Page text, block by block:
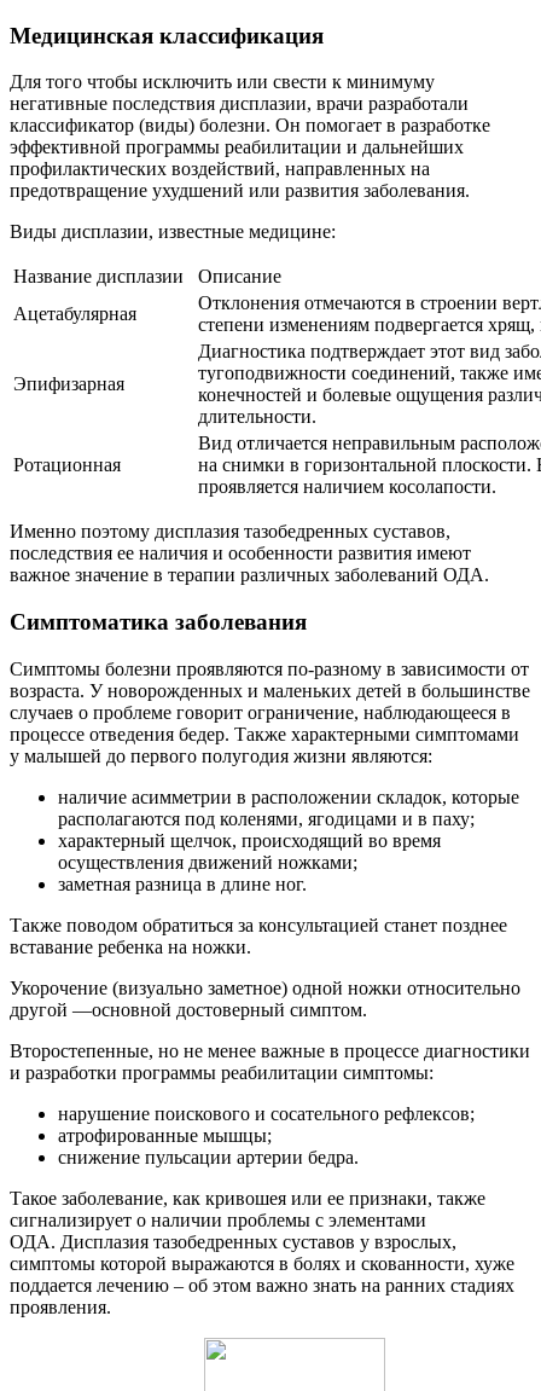
Медицинская классификация
Для того чтобы исключить или свести к минимуму
негативные последствия дисплазии, врачи разработали
классификатор (виды) болезни. Он помогает в разработке
эффективной программы реабилитации и дальнейших
профилактических воздействий, направленных на
предотвращение ухудшений или развития заболевания.
Виды дисплазии, известные медицине:
Название дисплазии
Описание
Ацетабулярная
Отклонения отмечаются в строении
степени изменениям подвергается
Эпифизарная
Диагностика подтверждает этот вид
тугоподвижности соединений, также
конечностей и болевые ощущения
длительности.
Ротационная
Вид отличается неправильным
на снимки в горизонтальной
проявляется наличием косолапости.
Именно поэтому дисплазия тазобедренных суставов,
последствия ее наличия и особенности развития имеют
важное значение в терапии различных заболеваний ОДА.
Симптоматика заболевания
Симптомы болезни проявляются по-разному в зависимости от
возраста. У новорожденных и маленьких детей в большинстве
случаев о проблеме говорит ограничение, наблюдающееся в
процессе отведения бедер. Также характерными симптомами
у малышей до первого полугодия жизни являются:
наличие асимметрии в расположении складок, которые
располагаются под коленями, ягодицами и в паху;
характерный щелчок, происходящий во время
осуществления движений ножками;
заметная разница в длине ног.
Также поводом обратиться за консультацией станет позднее
вставание ребенка на ножки.
Укорочение (визуально заметное) одной ножки относительно
другой —основной достоверный симптом.
Второстепенные, но не менее важные в процессе диагностики
и разработки программы реабилитации симптомы:
нарушение поискового и сосательного рефлексов;
атрофированные мышцы;
снижение пульсации артерии бедра.
Такое заболевание, как кривошея или ее признаки, также
сигнализирует о наличии проблемы с элементами
ОДА. Дисплазия тазобедренных суставов у взрослых,
симптомы которой выражаются в болях и скованности, хуже
поддается лечению – об этом важно знать на ранних стадиях
проявления.